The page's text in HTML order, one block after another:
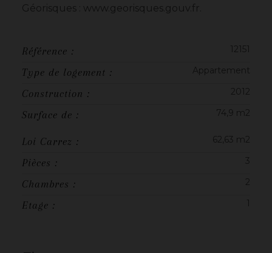
Géorisques : www.georisques.gouv.fr.
Référence : 12151
Type de logement : Appartement
Construction : 2012
Surface de : 74,9 m2
Loi Carrez : 62,63 m2
Pièces : 3
Chambres : 2
Etage : 1